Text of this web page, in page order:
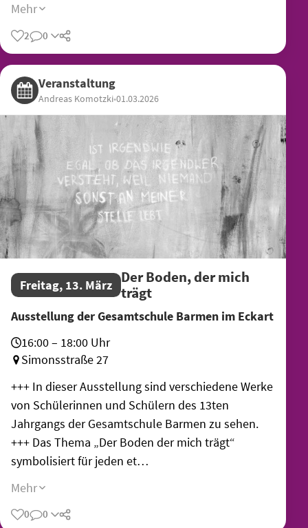
Mehr
2 0 Teilen
Veranstaltung
Andreas Komotzki•01.03.2026
Freitag, 13. März Der Boden, der mich
trägt
Ausstellung der Gesamtschule Barmen im Eckart
16:00 – 18:00 Uhr
Simonsstraße 27
+++ In dieser Ausstellung sind verschiedene Werke
von Schülerinnen und Schülern des 13ten
Jahrgangs der Gesamtschule Barmen zu sehen.
+++ Das Thema „Der Boden der mich trägt“
symbolisiert für jeden et…
Mehr
0 0 Teilen